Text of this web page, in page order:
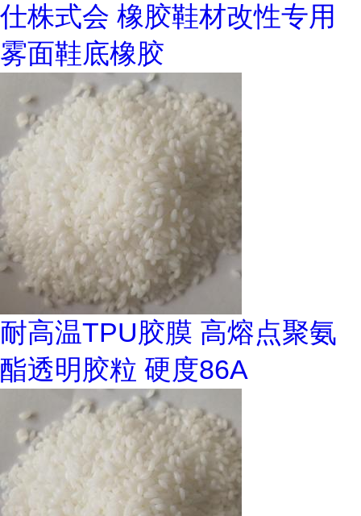
仕株式会 橡胶鞋材改性专用
雾面鞋底橡胶
耐高温TPU胶膜 高熔点聚氨
酯透明胶粒 硬度86A